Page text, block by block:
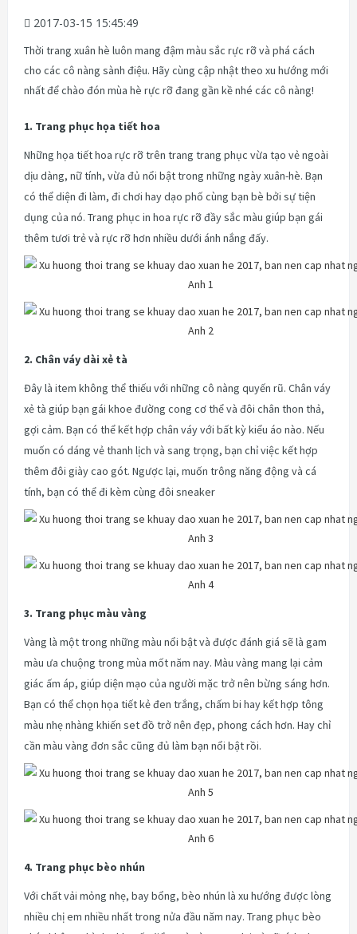
2017-03-15 15:45:49
Thời trang xuân hè luôn mang đậm màu sắc rực rỡ và phá cách
cho các cô nàng sành điệu. Hãy cùng cập nhật theo xu hướng mới
nhất để chào đón mùa hè rực rỡ đang gần kề nhé các cô nàng!
1. Trang phục họa tiết hoa
Những họa tiết hoa rực rỡ trên trang trang phục vừa tạo vẻ ngoài
dịu dàng, nữ tính, vừa đủ nổi bật trong những ngày xuân-hè. Bạn
có thể diện đi làm, đi chơi hay dạo phố cùng bạn bè bởi sự tiện
dụng của nó. Trang phục in hoa rực rỡ đầy sắc màu giúp bạn gái
thêm tươi trẻ và rực rỡ hơn nhiều dưới ánh nắng đấy.
2. Chân váy dài xẻ tà
Đây là item không thể thiếu với những cô nàng quyến rũ. Chân váy
xẻ tà giúp bạn gái khoe đường cong cơ thể và đôi chân thon thả,
gợi cảm. Bạn có thể kết hợp chân váy với bất kỳ kiểu áo nào. Nếu
muốn có dáng vẻ thanh lịch và sang trọng, bạn chỉ việc kết hợp
thêm đôi giày cao gót. Ngược lại, muốn trông năng động và cá
tính, bạn có thể đi kèm cùng đôi sneaker
3. Trang phục màu vàng
Vàng là một trong những màu nổi bật và được đánh giá sẽ là gam
màu ưa chuộng trong mùa mốt năm nay. Màu vàng mang lại cảm
giác ấm áp, giúp diện mạo của người mặc trở nên bừng sáng hơn.
Bạn có thể chọn họa tiết kẻ đen trắng, chấm bi hay kết hợp tông
màu nhẹ nhàng khiến set đồ trở nên đẹp, phong cách hơn. Hay chỉ
cần màu vàng đơn sắc cũng đủ làm bạn nổi bật rồi.
4. Trang phục bèo nhún
Với chất vải mỏng nhẹ, bay bổng, bèo nhún là xu hướng được lòng
nhiều chị em nhiều nhất trong nửa đầu năm nay. Trang phục bèo